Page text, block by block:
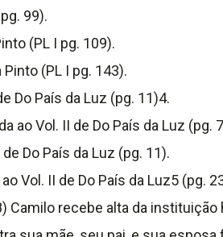
99).
(PL I pg. 109).
(PL I pg. 143).
Do País da Luz (pg. 11)4.
ao Vol. II de Do País da Luz (pg.
Do País da Luz (pg. 11).
Vol. II de Do País da Luz5 (pg.
Camilo recebe alta da